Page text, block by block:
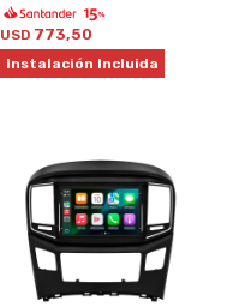
USD 773,50
Instalación Incluida